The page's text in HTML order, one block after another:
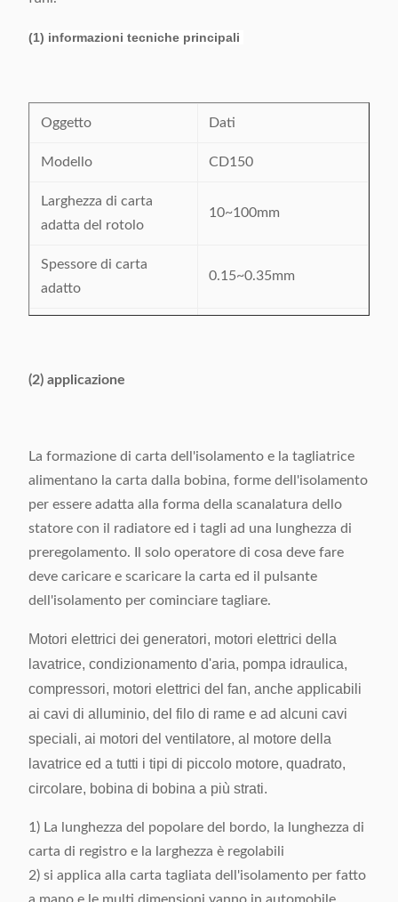
(1) informazioni tecniche principali
Oggetto Dati
Modello CD150
Larghezza di carta
adatta del rotolo
10~100mm
Spessore di carta
adatto
0.15~0.35mm
Larghezza piegante
minuto
0.2mm
Alimentazione elettrica 220V, 50/60Hz, 0.5kW
Peso a macchina Circa 160kg
Dimensione (L x W x H) 500 x 900 x 1200mm
(2) applicazione
La formazione di carta dell'isolamento e la tagliatrice
alimentano la carta dalla bobina, forme dell'isolamento
per essere adatta alla forma della scanalatura dello
statore con il radiatore ed i tagli ad una lunghezza di
preregolamento. Il solo operatore di cosa deve fare
deve caricare e scaricare la carta ed il pulsante
dell'isolamento per cominciare tagliare.
Motori elettrici dei generatori, motori elettrici della
lavatrice, condizionamento d'aria, pompa idraulica,
compressori, motori elettrici del fan, anche applicabili
ai cavi di alluminio, del filo di rame e ad alcuni cavi
speciali, ai motori del ventilatore, al motore della
lavatrice ed a tutti i tipi di piccolo motore, quadrato,
circolare, bobina di bobina a più strati.
1) La lunghezza del popolare del bordo, la lunghezza di
carta di registro e la larghezza è regolabili
2) si applica alla carta tagliata dell'isolamento per fatto